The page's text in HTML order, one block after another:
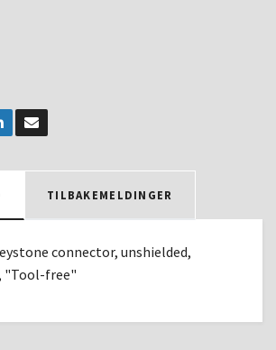
TILBAKEMELDINGER
connector, unshielded,
"Tool-free"